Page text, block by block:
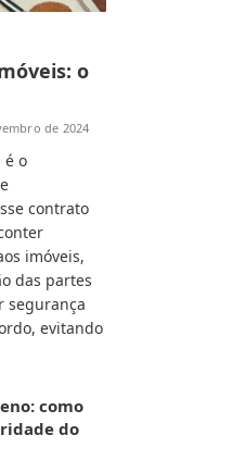
o
de 2024
é o
contrato
imóveis,
das partes
segurança
evitando
como
do